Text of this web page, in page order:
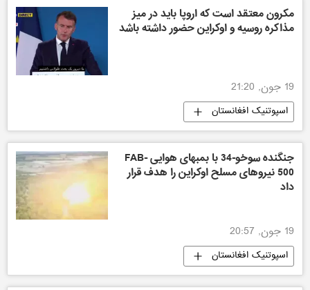
مکرون معتقد است که اروپا باید در میز
مذاکره روسیه و اوکراین حضور داشته باشد
19 جون, 21:20
اسپوتنیک افغانستان
جنگنده سوخو-34 با بمبهای هوایی FAB-
500 نیروهای مسلح اوکراین را هدف قرار
داد
19 جون, 20:57
اسپوتنیک افغانستان